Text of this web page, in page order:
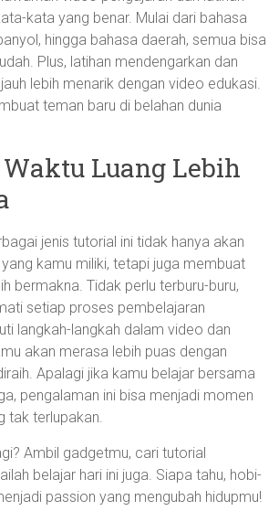
kata yang benar. Mulai dari bahasa
hingga bahasa daerah, semua bisa
Plus, latihan mendengarkan dan
lebih menarik dengan video edukasi.
teman baru di belahan dunia
Luang Lebih
jenis tutorial ini tidak hanya akan
kamu miliki, tetapi juga membuat
bermakna. Tidak perlu terburu-buru,
setiap proses pembelajaran
langkah-langkah dalam video dan
akan merasa lebih puas dengan
Apalagi jika kamu belajar bersama
pengalaman ini bisa menjadi momen
tak terlupakan.
Ambil gadgetmu, cari tutorial
belajar hari ini juga. Siapa tahu, hobi-
passion yang mengubah hidupmu!